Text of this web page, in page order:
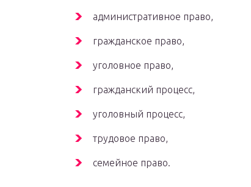
административное право,
гражданское право,
уголовное право,
гражданский процесс,
уголовный процесс,
трудовое право,
семейное право.